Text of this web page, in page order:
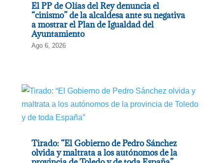
El PP de Olías del Rey denuncia el
“cinismo” de la alcaldesa ante su negativa
a mostrar el Plan de Igualdad del
Ayuntamiento
Ago 6, 2026
Tirado: “El Gobierno de Pedro Sánchez
olvida y maltrata a los autónomos de la